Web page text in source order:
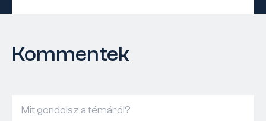
Kommentek